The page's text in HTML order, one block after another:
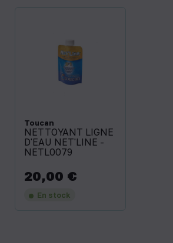
Toucan
NETTOYANT LIGNE
D'EAU NET'LINE -
NETL0079
Prix
20,00 €
En stock